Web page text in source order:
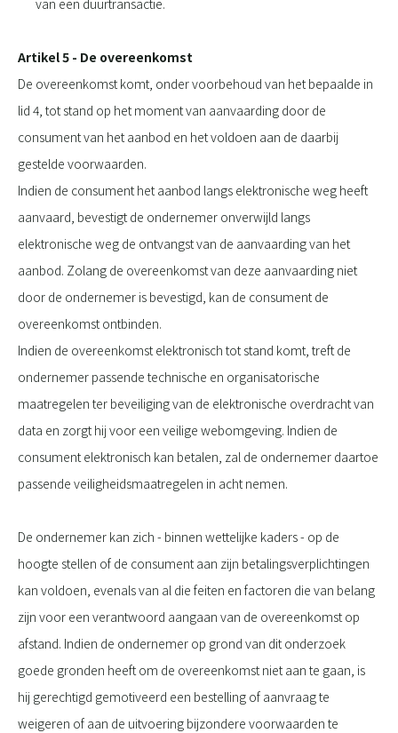
van een duurtransactie.
Artikel 5 - De overeenkomst
De overeenkomst komt, onder voorbehoud van het bepaalde in
lid 4, tot stand op het moment van aanvaarding door de
consument van het aanbod en het voldoen aan de daarbij
gestelde voorwaarden.
Indien de consument het aanbod langs elektronische weg heeft
aanvaard, bevestigt de ondernemer onverwijld langs
elektronische weg de ontvangst van de aanvaarding van het
aanbod. Zolang de overeenkomst van deze aanvaarding niet
door de ondernemer is bevestigd, kan de consument de
overeenkomst ontbinden.
Indien de overeenkomst elektronisch tot stand komt, treft de
ondernemer passende technische en organisatorische
maatregelen ter beveiliging van de elektronische overdracht van
data en zorgt hij voor een veilige webomgeving. Indien de
consument elektronisch kan betalen, zal de ondernemer daartoe
passende veiligheidsmaatregelen in acht nemen.
De ondernemer kan zich - binnen wettelijke kaders - op de
hoogte stellen of de consument aan zijn betalingsverplichtingen
kan voldoen, evenals van al die feiten en factoren die van belang
zijn voor een verantwoord aangaan van de overeenkomst op
afstand. Indien de ondernemer op grond van dit onderzoek
goede gronden heeft om de overeenkomst niet aan te gaan, is
hij gerechtigd gemotiveerd een bestelling of aanvraag te
weigeren of aan de uitvoering bijzondere voorwaarden te